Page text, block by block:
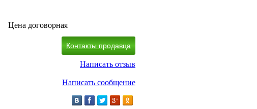
Цена договорная
Контакты продавца
Написать отзыв
Написать сообщение